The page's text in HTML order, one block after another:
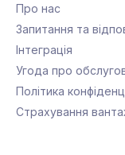
Про нас
Запитання та
Інтеграція
Угода про
Політика
Страхування